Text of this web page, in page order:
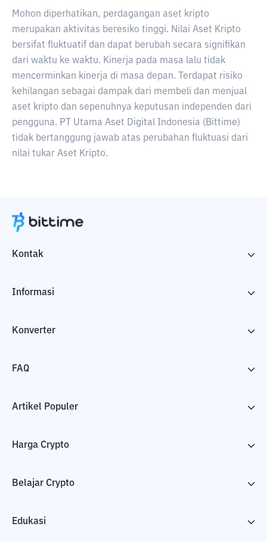
Mohon diperhatikan, perdagangan aset kripto
merupakan aktivitas beresiko tinggi. Nilai Aset Kripto
bersifat fluktuatif dan dapat berubah secara signifikan
dari waktu ke waktu. Kinerja pada masa lalu tidak
mencerminkan kinerja di masa depan. Terdapat risiko
kehilangan sebagai dampak dari membeli dan menjual
aset kripto dan sepenuhnya keputusan independen dari
pengguna. PT Utama Aset Digital Indonesia (Bittime)
tidak bertanggung jawab atas perubahan fluktuasi dari
nilai tukar Aset Kripto.
Kontak
Informasi
Konverter
FAQ
Artikel Populer
Harga Crypto
Belajar Crypto
Edukasi